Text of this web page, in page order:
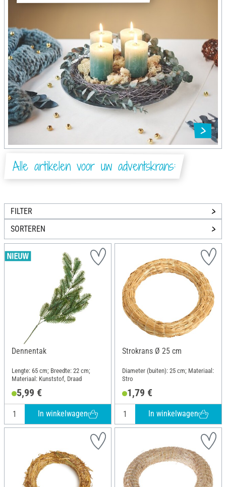
Alle artikelen voor uw adventskrans:
FILTER
SORTEREN
Dennentak
Lengte: 65 cm; Breedte: 22 cm;
Materiaal: Kunststof, Draad
5,99 €
In winkelwagen
Strokrans Ø 25 cm
Diameter (buiten): 25 cm; Materiaal:
Stro
1,79 €
In winkelwagen